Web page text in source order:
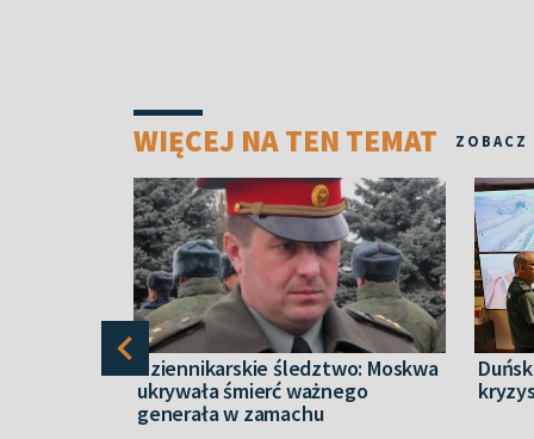
WIĘCEJ NA TEN TEMAT ZOBACZ
Dziennikarskie śledztwo: Moskwa
ukrywała śmierć ważnego
generała w zamachu